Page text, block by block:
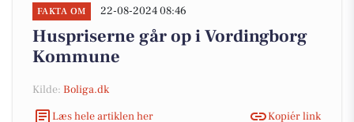
FAKTA OM 22-08-2024 08:46
Huspriserne går op i Vordingborg
Kommune
Kilde: Boliga.dk
Læs hele artiklen her
Kopiér link